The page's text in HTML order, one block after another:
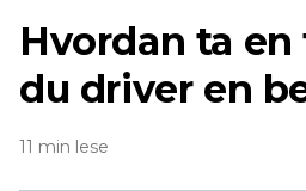
Hvordan ta
du driver en
11 min lese